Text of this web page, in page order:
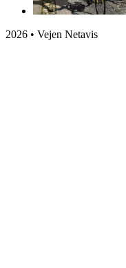
2026 • Vejen Netavis